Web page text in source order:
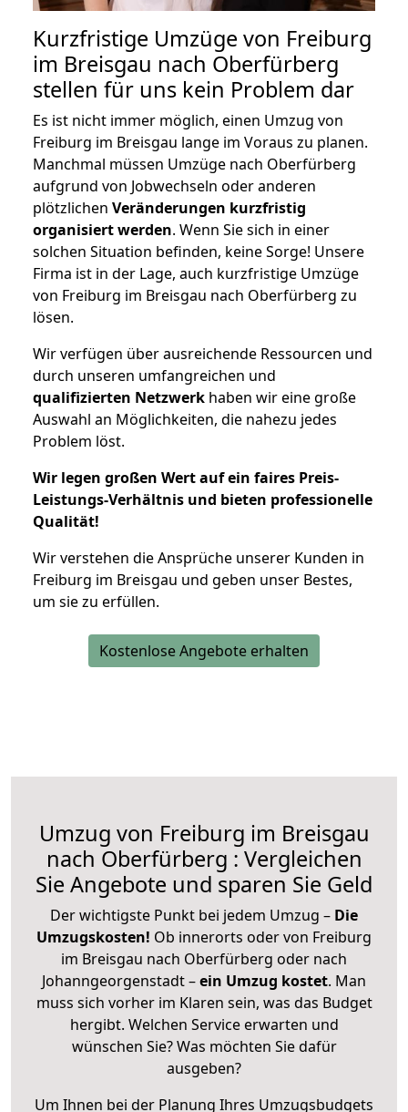
Kurzfristige Umzüge von Freiburg
im Breisgau nach Oberfürberg
stellen für uns kein Problem dar
Es ist nicht immer möglich, einen Umzug von
Freiburg im Breisgau lange im Voraus zu planen.
Manchmal müssen Umzüge nach Oberfürberg
aufgrund von Jobwechseln oder anderen
plötzlichen Veränderungen kurzfristig
organisiert werden. Wenn Sie sich in einer
solchen Situation befinden, keine Sorge! Unsere
Firma ist in der Lage, auch kurzfristige Umzüge
von Freiburg im Breisgau nach Oberfürberg zu
lösen.
Wir verfügen über ausreichende Ressourcen und
durch unseren umfangreichen und
qualifizierten Netzwerk haben wir eine große
Auswahl an Möglichkeiten, die nahezu jedes
Problem löst.
Wir legen großen Wert auf ein faires Preis-
Leistungs-Verhältnis und bieten professionelle
Qualität!
Wir verstehen die Ansprüche unserer Kunden in
Freiburg im Breisgau und geben unser Bestes,
um sie zu erfüllen.
Kostenlose Angebote erhalten
Umzug von Freiburg im Breisgau
nach Oberfürberg : Vergleichen
Sie Angebote und sparen Sie Geld
Der wichtigste Punkt bei jedem Umzug – Die
Umzugskosten! Ob innerorts oder von Freiburg
im Breisgau nach Oberfürberg oder nach
Johanngeorgenstadt –ein Umzug kostet. Man
muss sich vorher im Klaren sein, was das Budget
hergibt. Welchen Service erwarten und
wünschen Sie? Was möchten Sie dafür
ausgeben?
Um Ihnen bei der Planung Ihres Umzugsbudgets